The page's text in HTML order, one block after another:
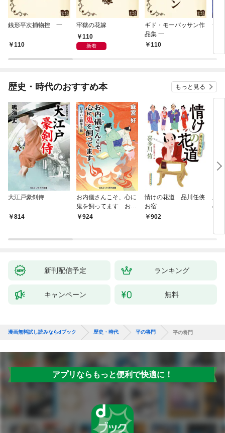
銭形平次捕物控 一
110
牢獄の花嫁
110
新着
ギド・モーパッサン作
品集 一
110
一
歴史・時代のおすすめ本 もっと見る
大江戸豪剣侍
814
お内儀さんこそ、心に
鬼を飼ってます おけ
いの戯作手帖
924
情けの花道 品川任侠
お宿
902
の
新刊配信予定 ランキング
キャンペーン 無料
漫画無料試し読みならdブック 歴史・時代 平の将門 平の将門
アプリならもっと便利で快適に！